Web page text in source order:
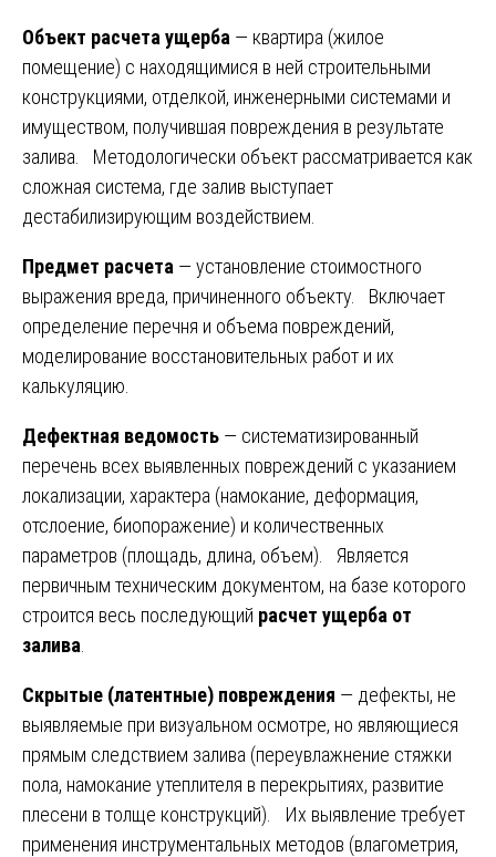
Объект расчета ущерба — квартира (жилое
помещение) с находящимися в ней строительными
конструкциями, отделкой, инженерными системами и
имуществом, получившая повреждения в результате
залива. Методологически объект рассматривается как
сложная система, где залив выступает
дестабилизирующим воздействием.
Предмет расчета — установление стоимостного
выражения вреда, причиненного объекту. Включает
определение перечня и объема повреждений,
моделирование восстановительных работ и их
калькуляцию.
Дефектная ведомость — систематизированный
перечень всех выявленных повреждений с указанием
локализации, характера (намокание, деформация,
отслоение, биопоражение) и количественных
параметров (площадь, длина, объем). Является
первичным техническим документом, на базе которого
строится весь последующий расчет ущерба от
залива
Скрытые (латентные) повреждения — дефекты, не
выявляемые при визуальном осмотре, но являющиеся
прямым следствием залива (переувлажнение стяжки
пола, намокание утеплителя в перекрытиях, развитие
плесени в толще конструкций). Их выявление требует
применения инструментальных методов (влагометрия,